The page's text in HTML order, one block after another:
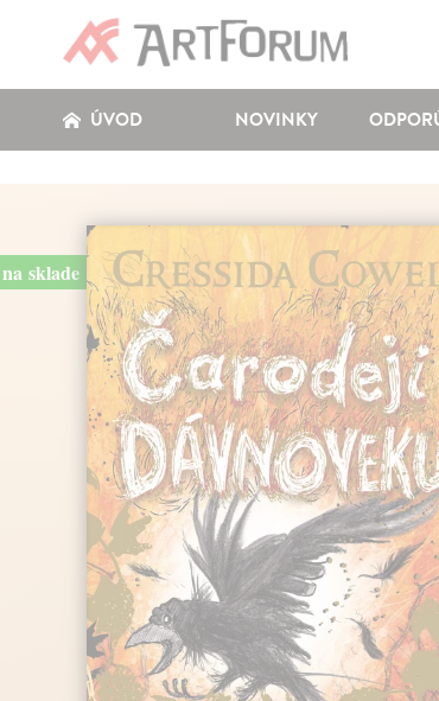
ÚVOD NOVINKY
na sklade